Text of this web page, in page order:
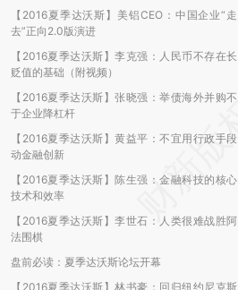
【2016夏季达沃斯】美铝CEO：中国企业“
去”正向2.0版演进
【2016夏季达沃斯】李克强：人民币不存在
贬值的基础（附视频）
【2016夏季达沃斯】张晓强：举债海外并购
于企业降杠杆
【2016夏季达沃斯】黄益平：不宜用行政手
动金融创新
【2016夏季达沃斯】陈生强：金融科技的核
技术和效率
【2016夏季达沃斯】李世石：人类很难战胜
法围棋
盘前必读：夏季达沃斯论坛开幕
【2016夏季达沃斯】林书豪：回归纽约尼克